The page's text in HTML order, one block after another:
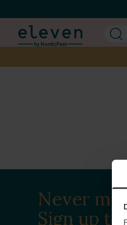
Never
Sign up